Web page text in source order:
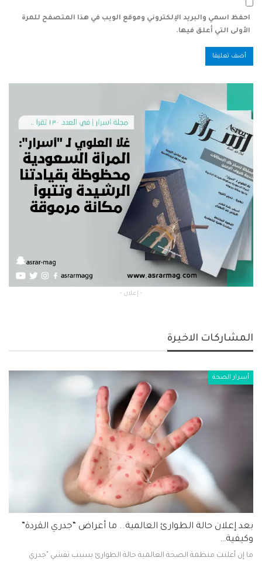
احفظ اسمي والبريد الإلكتروني وموقع الويب في هذا المتصفح للمرة
الأولى التي أعلق فيها.
- إعلان -
المشاركات الاخيرة
أسرار الصحة
بعد إعلان حالة الطوارئ العالمية.. ما أعراض “جدري القردة”
وكيفية…
ما إن أعلنت منظمة الصحة العالمية حالة الطوارئ بسبب تفشي "جدري